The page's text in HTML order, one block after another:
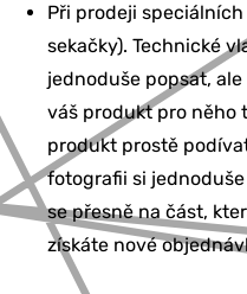
Při prodeji
sekačky). Technické
jednoduše popsat,
váš produkt pro něho
produkt prostě
fotografii si
se přesně na část,
získáte nové